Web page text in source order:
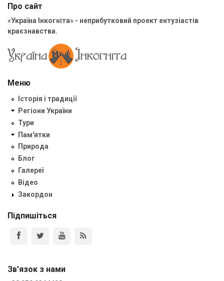
Про сайт
«Україна Інкогніта» - неприбутковий проект ентузіастів
краєзнавства.
Меню
Історія і традиції
Регіони України
Тури
Пам'ятки
Природа
Блог
Галереї
Відео
Закордон
Підпишіться
Зв'язок з нами